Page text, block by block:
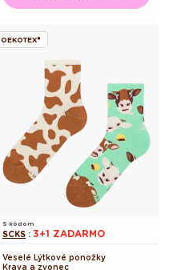
OEKOTEX®
S kódom
SCKS : 3+1 ZADARMO
Veselé Lýtkové ponožky
Krava a zvonec